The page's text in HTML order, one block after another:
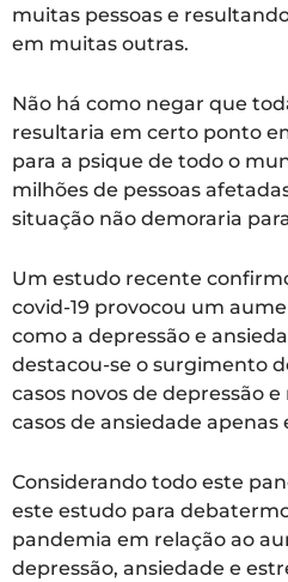
muitas pessoas e
em muitas outras.
Não há como negar que
resultaria em certo ponto
para a psique de todo o
milhões de pessoas
situação não demoraria
Um estudo recente
covid-19 provocou um
como a depressão e
destacou-se o surgimento
casos novos de depressão
casos de ansiedade apenas
Considerando todo este
este estudo para
pandemia em relação ao
depressão, ansiedade e